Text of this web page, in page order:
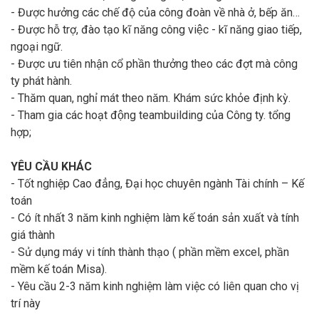
- Được hưởng các chế độ của công đoàn về nhà ở, bếp ăn…
- Được hỗ trợ, đào tạo kĩ năng công việc - kĩ năng giao tiếp,
ngoại ngữ.
- Được ưu tiên nhận cổ phần thưởng theo các đợt mà công
ty phát hành.
- Thăm quan, nghỉ mát theo năm. Khám sức khỏe định kỳ.
- Tham gia các hoạt động teambuilding của Công ty. tổng
hợp;
YÊU CẦU KHÁC
- Tốt nghiệp Cao đẳng, Đại học chuyên ngành Tài chính – Kế
toán
- Có ít nhất 3 năm kinh nghiệm làm kế toán sản xuất và tính
giá thành
- Sử dụng máy vi tính thành thạo ( phần mềm excel, phần
mềm kế toán Misa).
- Yêu cầu 2-3 năm kinh nghiệm làm việc có liên quan cho vị
trí này